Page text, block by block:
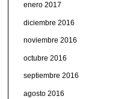
enero 2017
diciembre 2016
noviembre 2016
octubre 2016
septiembre 2016
agosto 2016